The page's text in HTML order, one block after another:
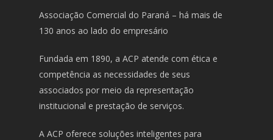
Associação Comercial do Paraná – há mais de
130 anos ao lado do empresário
Fundada em 1890, a ACP atende com ética e
competência as necessidades de seus
associados por meio da representação
institucional e prestação de serviços.
A ACP oferece soluções inteligentes para